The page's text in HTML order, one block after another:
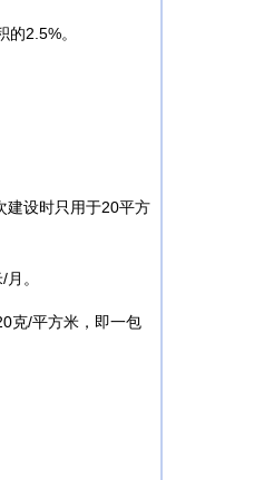
2.5%。
设时只用于20平方
。
克/平方米，即一包